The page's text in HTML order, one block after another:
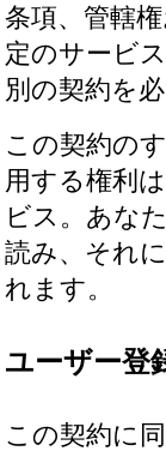
条項、管轄
定のサービ
別の契約を
この契約の
用する権利
ビス。あな
読み、それ
れます。
ユーザー登
この契約に